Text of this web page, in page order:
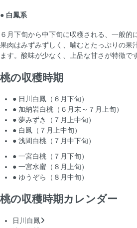
● 白鳳系
６月下旬から中下旬に収穫される、一般的
果肉はみずみずしく、噛むとたっぷりの果
ます。酸味が少なく、上品な甘さが特徴で
桃の収穫時期
● 日川白鳳 （６月下旬）
● 加納岩白桃 （６月末～７月上旬）
● 夢みずき
（７月上中旬）
● 白鳳 （７月上中旬）
● 浅間白桃 （７月中下旬）
● 一宮白桃 （７月下旬）
● 一宮水蜜 （８月上旬）
● ゆうぞら
（８月中旬）
桃の収穫時期カレンダー
日川白鳳